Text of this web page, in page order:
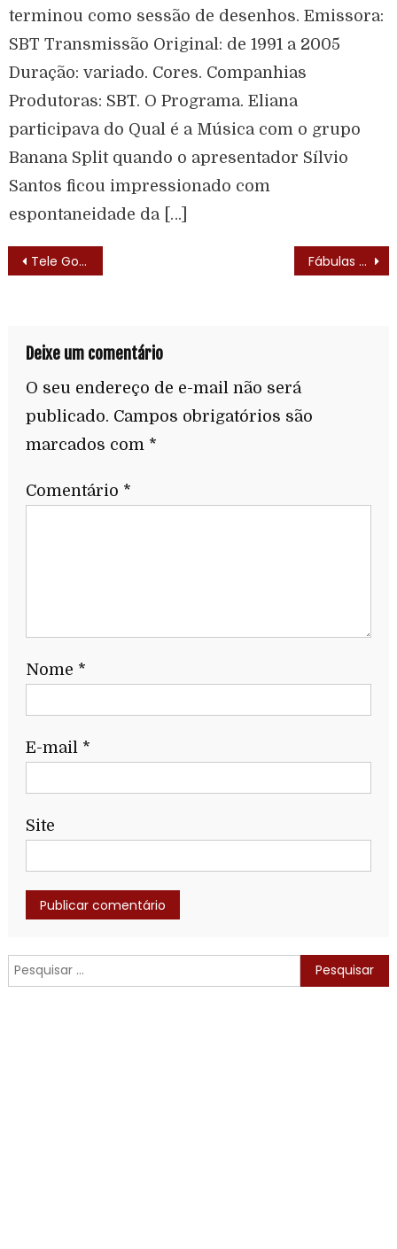
terminou como sessão de desenhos. Emissora:
SBT Transmissão Original: de 1991 a 2005
Duração: variado. Cores. Companhias
Produtoras: SBT. O Programa. Eliana
participava do Qual é a Música com o grupo
Banana Split quando o apresentador Sílvio
Santos ficou impressionado com
espontaneidade da […]
Tele Gongo (1951) Fábulas Animadas (1952) – Elenco
Deixe um comentário
O seu endereço de e-mail não será
publicado. Campos obrigatórios são
marcados com *
Comentário *
Nome *
E-mail *
Site